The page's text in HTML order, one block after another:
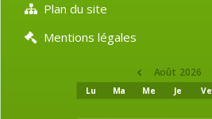
Plan du site
Mentions légales
Août 2026
Lu Ma Me Je Ve